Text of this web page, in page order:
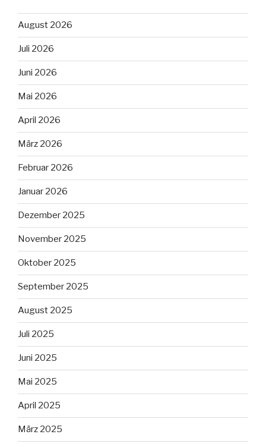
August 2026
Juli 2026
Juni 2026
Mai 2026
April 2026
März 2026
Februar 2026
Januar 2026
Dezember 2025
November 2025
Oktober 2025
September 2025
August 2025
Juli 2025
Juni 2025
Mai 2025
April 2025
März 2025